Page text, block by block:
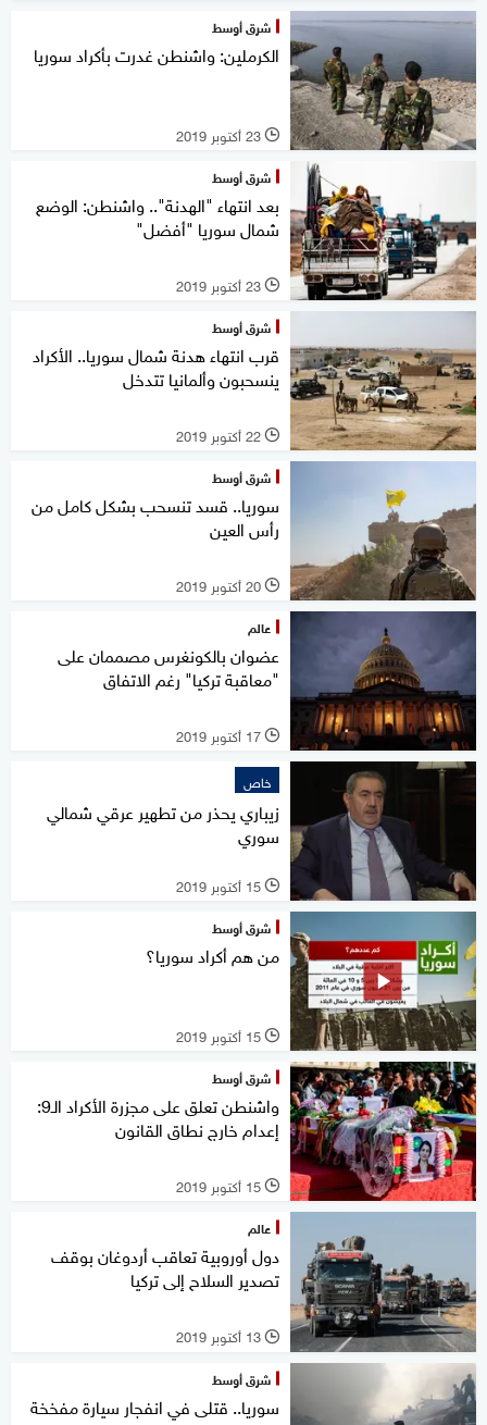
شرق أوسط
الكرملين: واشنطن غدرت بأكراد سوريا
l 23 أكتوبر 2019
شرق أوسط
بعد انتهاء "الهدنة".. واشنطن: الوضع
شمال سوريا "أفضل"
l 23 أكتوبر 2019
شرق أوسط
قرب انتهاء هدنة شمال سوريا.. الأكراد
ينسحبون وألمانيا تتدخل
l 22 أكتوبر 2019
شرق أوسط
سوريا.. قسد تنسحب بشكل كامل من
رأس العين
l 20 أكتوبر 2019
عالم
عضوان بالكونغرس مصممان على
"معاقبة تركيا" رغم الاتفاق
l 17 أكتوبر 2019
خاص
زيباري يحذر من تطهير عرقي شمالي
سوري
l 15 أكتوبر 2019
شرق أوسط
من هم أكراد سوريا؟
l 15 أكتوبر 2019
شرق أوسط
واشنطن تعلق على مجزرة الأكراد الـ9:
إعدام خارج نطاق القانون
l 15 أكتوبر 2019
عالم
دول أوروبية تعاقب أردوغان بوقف
تصدير السلاح إلى تركيا
l 13 أكتوبر 2019
شرق أوسط
سوريا.. قتلى في انفجار سيارة مفخخة